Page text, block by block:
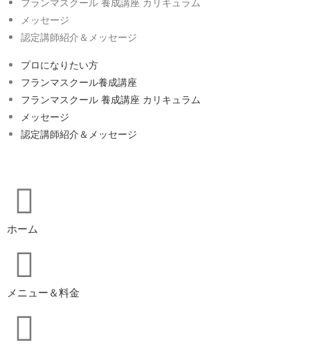
メッセージ
認定講師紹介＆メッセージ
プロになりたい方
フランマスクール養成講座
フランマスクール 養成講座 カリキュラム
メッセージ
認定講師紹介＆メッセージ
ホーム
メニュー＆料金